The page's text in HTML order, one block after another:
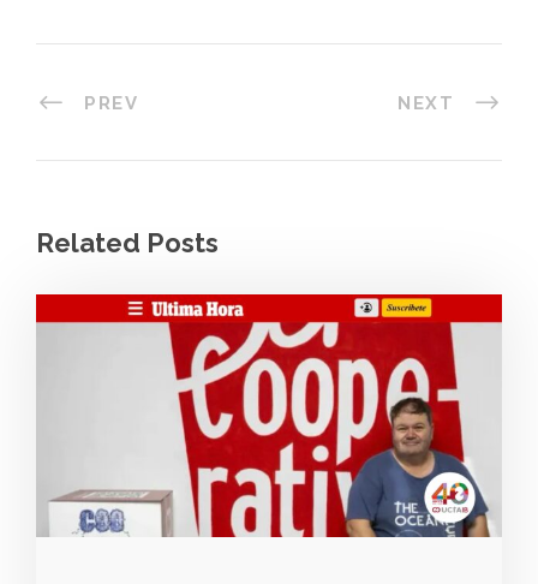
PREV NEXT
Related Posts